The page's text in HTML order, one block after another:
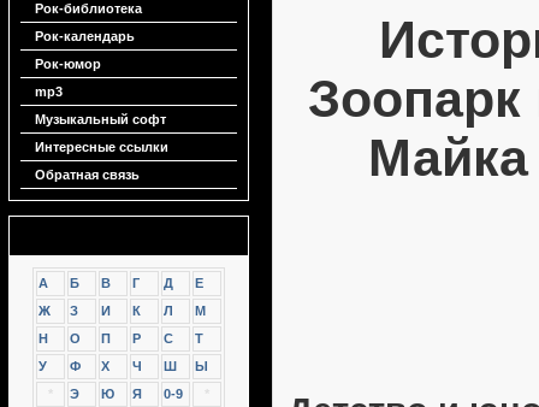
Рок-библиотека
Рок-календарь
Рок-юмор
mp3
Музыкальный софт
Интересные ссылки
Обратная связь
А Б В Г Д
Е
Ж
З И К Л
М
Н
О П Р С
Т
У
Ф Х Ч Ш
Ы
Э Ю Я 0-9